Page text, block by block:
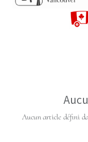
Aucun article défini